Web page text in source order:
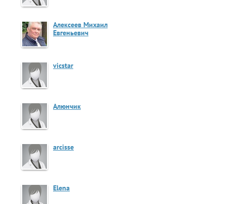
Алексеев Михаил
Евгеньевич
vicstar
Алюнчик
arcisse
Elena